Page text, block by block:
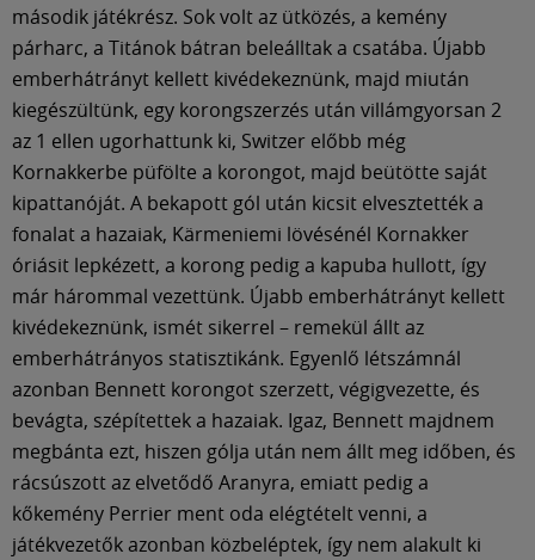
második játékrész. Sok volt az ütközés, a kemény
párharc, a Titánok bátran beleálltak a csatába. Újabb
emberhátrányt kellett kivédekeznünk, majd miután
kiegészültünk, egy korongszerzés után villámgyorsan 2
az 1 ellen ugorhattunk ki, Switzer előbb még
Kornakkerbe püfölte a korongot, majd beütötte saját
kipattanóját. A bekapott gól után kicsit elvesztették a
fonalat a hazaiak, Kärmeniemi lövésénél Kornakker
óriásit lepkézett, a korong pedig a kapuba hullott, így
már hárommal vezettünk. Újabb emberhátrányt kellett
kivédekeznünk, ismét sikerrel – remekül állt az
emberhátrányos statisztikánk. Egyenlő létszámnál
azonban Bennett korongot szerzett, végigvezette, és
bevágta, szépítettek a hazaiak. Igaz, Bennett majdnem
megbánta ezt, hiszen gólja után nem állt meg időben, és
rácsúszott az elvetődő Aranyra, emiatt pedig a
kőkemény Perrier ment oda elégtételt venni, a
játékvezetők azonban közbeléptek, így nem alakult ki